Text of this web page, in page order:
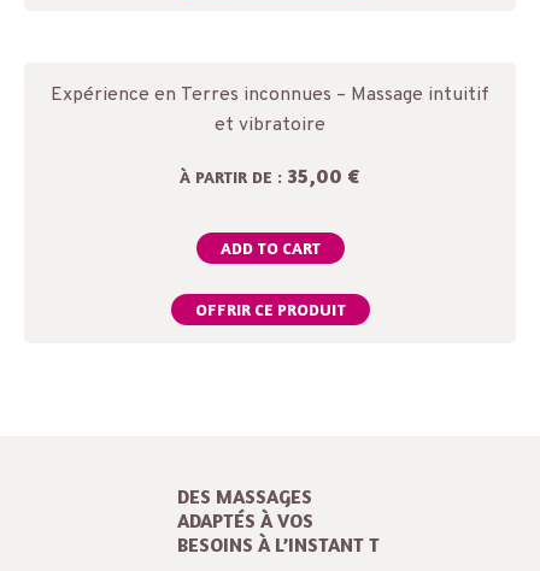
Expérience en Terres inconnues – Massage intuitif
et vibratoire
À PARTIR DE : 35,00 €
ADD TO CART
OFFRIR CE PRODUIT
DES MASSAGES
ADAPTÉS À VOS
BESOINS À L’INSTANT T